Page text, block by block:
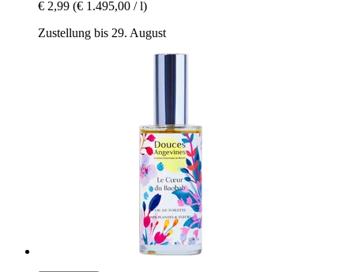
€ 2,99 (€ 1.495,00 / l)
Zustellung bis 29. August